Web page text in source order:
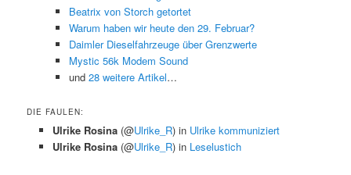
Beatrix von Storch getortet
Warum haben wir heute den 29. Februar?
Daimler Dieselfahrzeuge über Grenzwerte
Mystic 56k Modem Sound
und 28 weitere Artikel…
DIE FAULEN:
Ulrike Rosina (@Ulrike_R) in Ulrike kommuniziert
Ulrike Rosina (@Ulrike_R) in Leselustich